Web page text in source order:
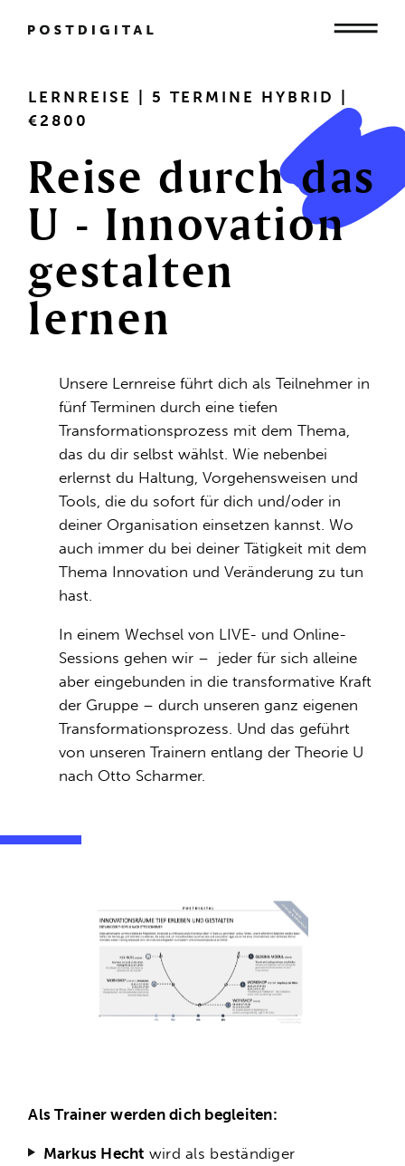
Mensch
Organisation
Gesellschaft
LERNREISE | 5 TERMINE HYBRID |
€2800
Reise durch das
U - Innovation
gestalten
lernen
Unsere Lernreise führt dich als Teilnehmer in
fünf Terminen durch eine tiefen
Transformationsprozess mit dem Thema,
das du dir selbst wählst. Wie nebenbei
erlernst du Haltung, Vorgehensweisen und
Tools, die du sofort für dich und/oder in
deiner Organisation einsetzen kannst. Wo
auch immer du bei deiner Tätigkeit mit dem
Thema Innovation und Veränderung zu tun
hast.
In einem Wechsel von LIVE- und Online-
Sessions gehen wir – jeder für sich alleine
aber eingebunden in die transformative Kraft
der Gruppe – durch unseren ganz eigenen
Transformationsprozess. Und das geführt
von unseren Trainern entlang der Theorie U
nach Otto Scharmer.
Als Trainer werden dich begleiten:
Markus Hecht wird als beständiger